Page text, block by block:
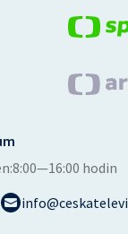
8:00—16:00 hodin